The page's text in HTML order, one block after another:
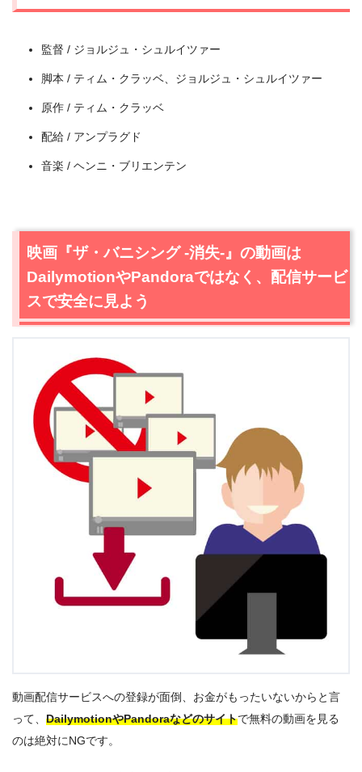
＼＼30日間無料!!お試し解約もOK／／
今すぐ無料でTSUTAYA TVで見る
監督 / ジョルジュ・シュルイツァー
脚本 / ティム・クラッベ、ジョルジュ・シュルイツァー
原作 / ティム・クラッベ
配給 / アンプラグド
音楽 / ヘンニ・ブリエンテン
映画『ザ・バニシング -消失-』の動画は
DailymotionやPandoraではなく、配信サービ
スで安全に見よう
動画配信サービスへの登録が面倒、お金がもったいないからと言
って、 DailymotionやPandoraなどのサイトで無料の動画を見る
のは絶対にNGです。